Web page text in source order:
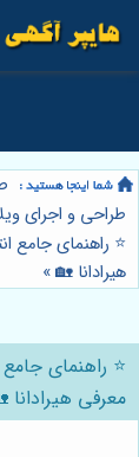
طراحی و اجرای
⭐️ راهنمای جامع
هیرادانا 🏡»
⭐️ راهنمای
معرفی هیرادانا